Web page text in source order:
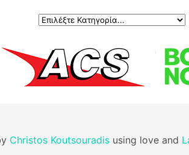
Christos Koutsouradis using love and